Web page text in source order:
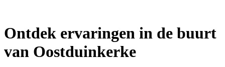
Ontdek ervaringen in de buurt
van Oostduinkerke